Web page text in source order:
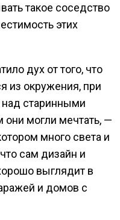
такое соседство
этих
дух от того, что
из окружения, при
старинными
они могли мечтать, —
много света и
сам дизайн и
выглядит в
и домов с